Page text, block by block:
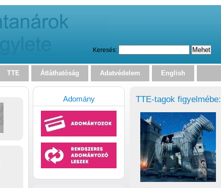
Keresés:
TTE Átláthatóság Adatvédelem English
TTE-tagok figyelmébe:
Adomány